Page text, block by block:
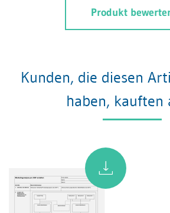
Produkt
Kunden, die diesen
haben, kauften